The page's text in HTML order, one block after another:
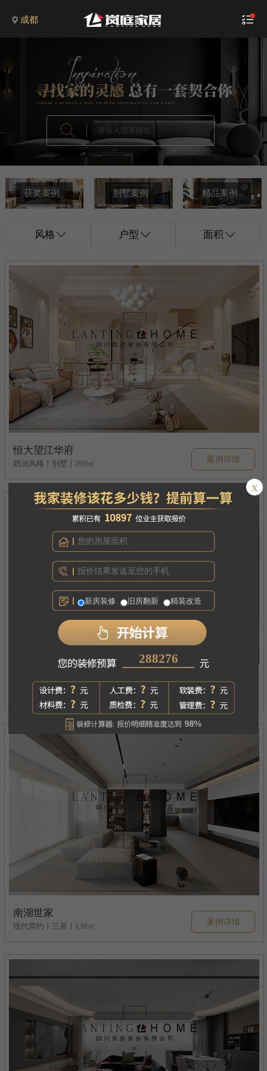
成都
获奖案例 别墅案例 精品案例
风格 户型 面积
恒大望江华府
奶油风格丨别墅丨200㎡ 案例详情
西府琅悦
现代简约丨四居丨180㎡ 案例详情
南湖世家
现代简约丨三居丨130㎡ 案例详情
x
新房装修 旧房翻新 精装改造
226304